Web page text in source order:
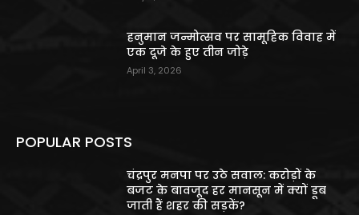
हनुमान जन्मोत्सव पर सामूहिक विवाह में
एक दूजे के हुए तीन जोड़े
April 3, 2026
POPULAR POSTS
चंद्रपुर मनपा पर उठे सवाल: करोड़ों के
बजट के बावजूद हर मानसून में क्यों डूब
जाती हैं शहर की सड़कें?